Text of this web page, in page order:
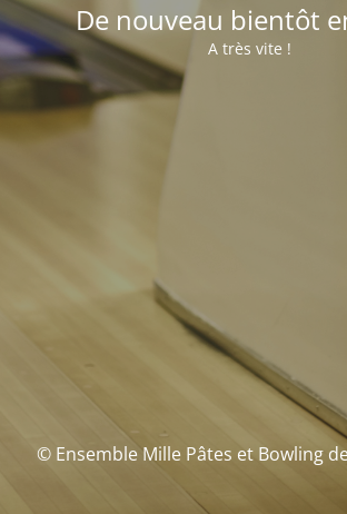
De nouveau bientôt
A très vite !
© Ensemble Mille Pâtes et Bowling